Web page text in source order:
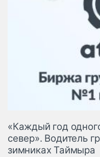
«Каждый год
север». Водитель
зимниках Таймыра